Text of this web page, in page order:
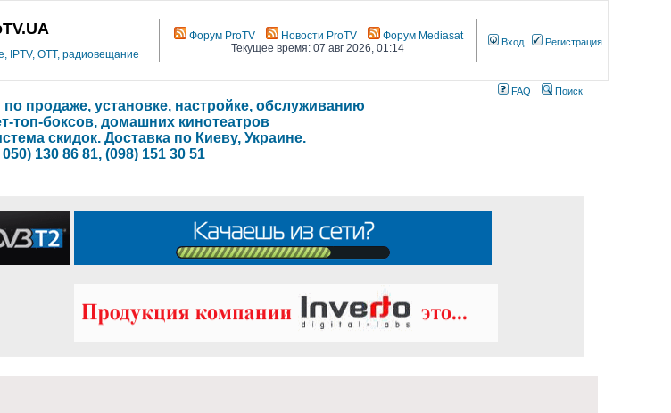
IPTV, OTT, радиовещание
Форум ProTV Новости ProTV
Форум Mediasat
Текущее время: 07 авг 2026, 01:14
Вход Регистрация
FAQ Поиск
по продаже, установке, настройке, обслуживанию
топ-боксов, домашних кинотеатров
скидок. Доставка по Киеву, Украине.
130 86 81, (098) 151 30 51